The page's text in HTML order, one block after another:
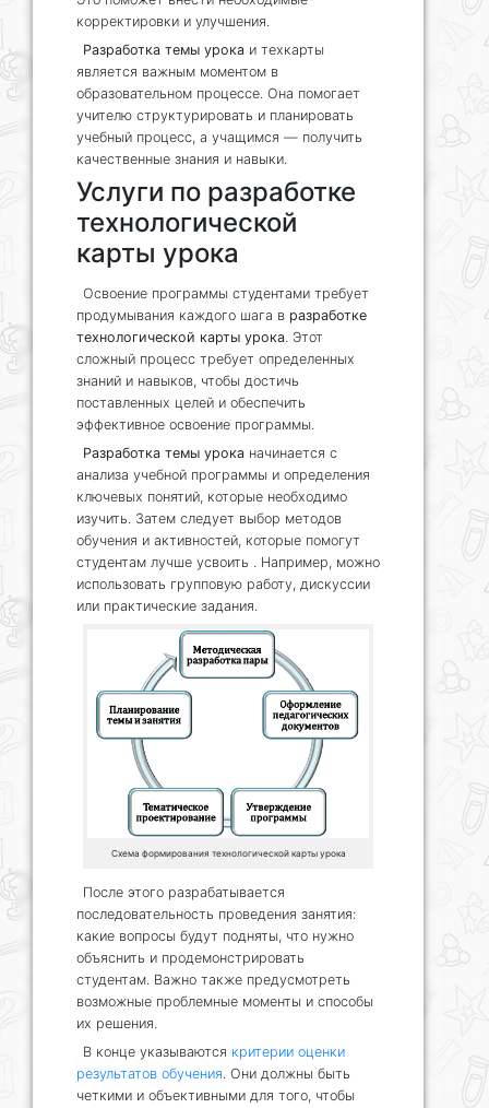
корректировки и улучшения.
Разработка темы урока и техкарты
является важным моментом в
образовательном процессе. Она помогает
учителю структурировать и планировать
учебный процесс, а учащимся — получить
качественные знания и навыки.
Услуги по разработке
технологической
карты урока
Освоение программы студентами требует
продумывания каждого шага в разработке
технологической карты урока. Этот
сложный процесс требует определенных
знаний и навыков, чтобы достичь
поставленных целей и обеспечить
эффективное освоение программы.
Разработка темы урока начинается с
анализа учебной программы и определения
ключевых понятий, которые необходимо
изучить. Затем следует выбор методов
обучения и активностей, которые помогут
студентам лучше усвоить . Например, можно
использовать групповую работу, дискуссии
или практические задания.
Схема формирования технологической карты урока
После этого разрабатывается
последовательность проведения занятия:
какие вопросы будут подняты, что нужно
объяснить и продемонстрировать
студентам. Важно также предусмотреть
возможные проблемные моменты и способы
их решения.
В конце указываются критерии оценки
результатов обучения. Они должны быть
четкими и объективными для того, чтобы